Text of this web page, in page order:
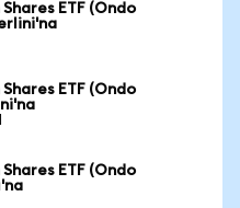
ETF (Ondo
ETF (Ondo
ETF (Ondo